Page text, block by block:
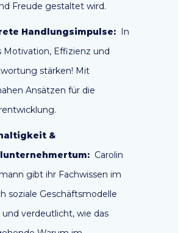
Freude gestaltet wird.
Handlungsimpulse: In
Motivation, Effizienz und
stärken! Mit
Ansätzen für die
&
Carolin
gibt ihr Fachwissen im
soziale Geschäftsmodelle
verdeutlicht, wie das